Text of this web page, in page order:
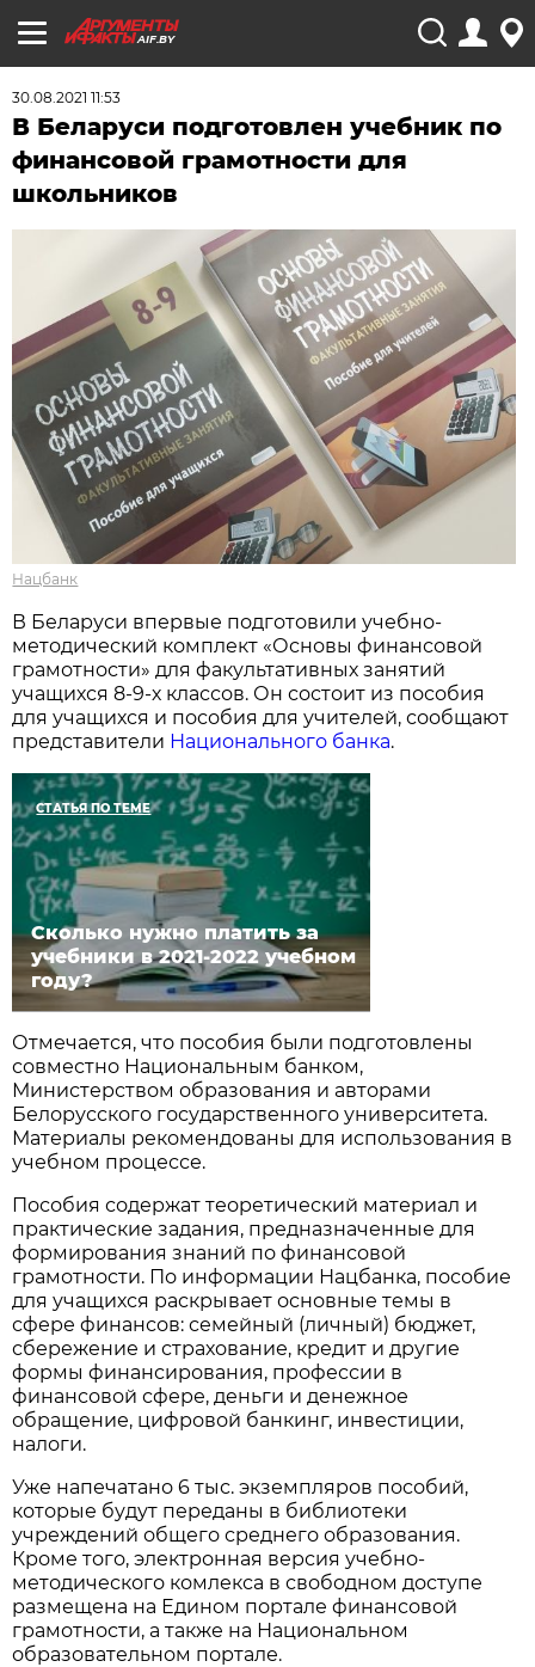
AIF.BY
30.08.2021 11:53
В Беларуси подготовлен учебник по
финансовой грамотности для
школьников
Нацбанк
В Беларуси впервые подготовили учебно-
методический комплект «Основы финансовой
грамотности» для факультативных занятий
учащихся 8-9-х классов. Он состоит из пособия
для учащихся и пособия для учителей, сообщают
представители Национального банка.
СТАТЬЯ ПО ТЕМЕ
Сколько нужно платить за
учебники в 2021-2022 учебном
году?
Отмечается, что пособия были подготовлены
совместно Национальным банком,
Министерством образования и авторами
Белорусского государственного университета.
Материалы рекомендованы для использования в
учебном процессе.
Пособия содержат теоретический материал и
практические задания, предназначенные для
формирования знаний по финансовой
грамотности. По информации Нацбанка, пособие
для учащихся раскрывает основные темы в
сфере финансов: семейный (личный) бюджет,
сбережение и страхование, кредит и другие
формы финансирования, профессии в
финансовой сфере, деньги и денежное
обращение, цифровой банкинг, инвестиции,
налоги.
Уже напечатано 6 тыс. экземпляров пособий,
которые будут переданы в библиотеки
учреждений общего среднего образования.
Кроме того, электронная версия учебно-
методического комлекса в свободном доступе
размещена на Едином портале финансовой
грамотности, а также на Национальном
образовательном портале.